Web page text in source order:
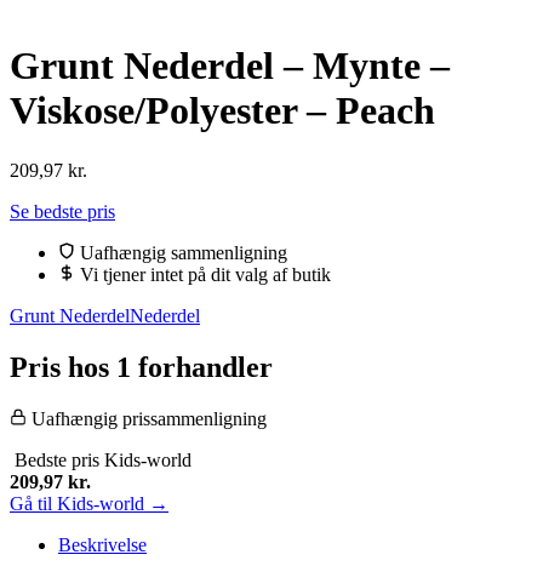
Grunt Nederdel – Mynte –
Viskose/Polyester – Peach
209,97 kr.
Se bedste pris
Uafhængig sammenligning
Vi tjener intet på dit valg af butik
Grunt NederdelNederdel
Pris hos 1 forhandler
Uafhængig prissammenligning
Bedste pris Kids-world
209,97 kr.
Gå til Kids-world →
Beskrivelse